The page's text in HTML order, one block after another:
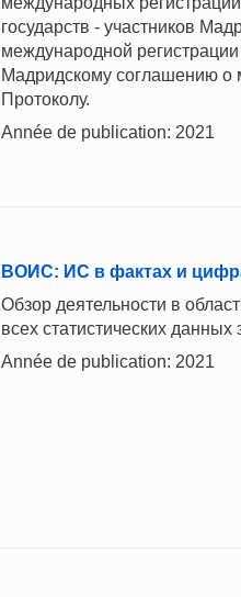
государств - участников
международной
Мадридскому соглашению о
Протоколу.
Année de publication: 2021
ВОИС: ИС в фактах и
Обзор деятельности в
всех статистических
Année de publication: 2021